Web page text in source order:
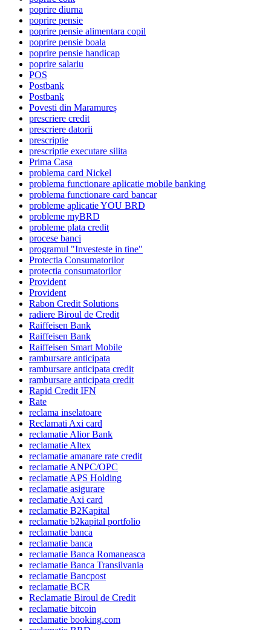
poprire diurna
poprire pensie
poprire pensie alimentara copil
poprire pensie boala
poprire pensie handicap
poprire salariu
POS
Postbank
Postbank
Povesti din Maramureș
prescriere credit
prescriere datorii
prescriptie
prescriptie executare silita
Prima Casa
problema card Nickel
problema functionare aplicatie mobile banking
problema functionare card bancar
probleme aplicatie YOU BRD
probleme myBRD
probleme plata credit
procese banci
programul "Investeste in tine"
Protectia Consumatorilor
protectia consumatorilor
Provident
Provident
Rabon Credit Solutions
radiere Biroul de Credit
Raiffeisen Bank
Raiffeisen Bank
Raiffeisen Smart Mobile
rambursare anticipata
rambursare anticipata credit
rambursare anticipata credit
Rapid Credit IFN
Rate
reclama inselatoare
Reclamati Axi card
reclamatie Alior Bank
reclamatie Altex
reclamatie amanare rate credit
reclamatie ANPC/OPC
reclamatie APS Holding
reclamatie asigurare
reclamatie Axi card
reclamatie B2Kapital
reclamatie b2kapital portfolio
reclamatie banca
reclamatie banca
reclamatie Banca Romaneasca
reclamatie Banca Transilvania
reclamatie Bancpost
reclamatie BCR
Reclamatie Biroul de Credit
reclamatie bitcoin
reclamatie booking.com